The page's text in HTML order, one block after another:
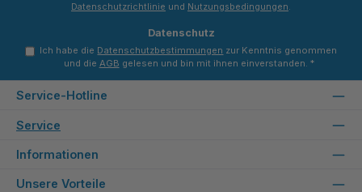
Datenschutzrichtlinie und Nutzungsbedingungen.
Datenschutz
Ich habe die Datenschutzbestimmungen zur Kenntnis genommen
und die AGB gelesen und bin mit ihnen einverstanden. *
Service-Hotline
Service
Informationen
Unsere Vorteile